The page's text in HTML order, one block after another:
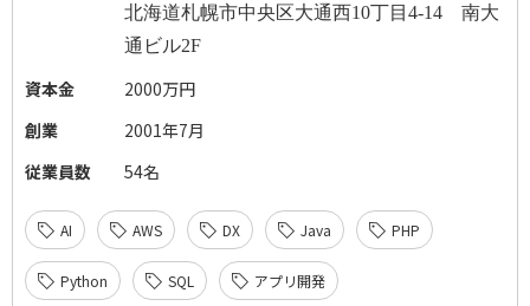
北海道札幌市中央区大通西10丁目 4-14 南大
通ビル2F
資本金
2000万円
創業
2001年7月
従業員数
54名
AI AWS DX Java PHP
Python SQL アプリ開発